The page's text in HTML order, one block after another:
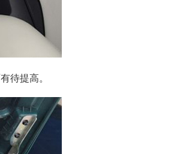
待提高。